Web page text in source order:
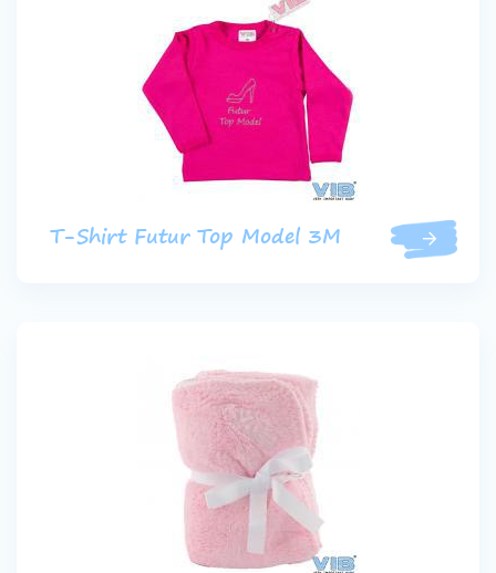
T-Shirt Futur Top Model 3M